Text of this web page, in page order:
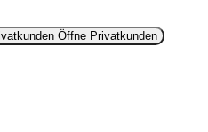
Öffne Privatkunden